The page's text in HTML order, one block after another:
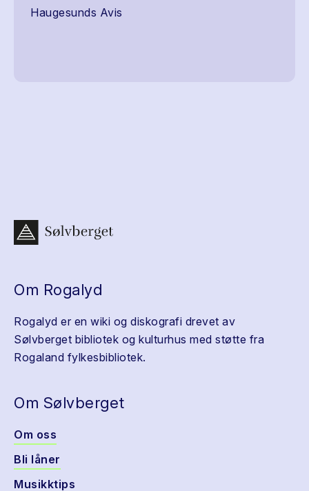
Haugesunds Avis
Om Rogalyd
Rogalyd er en wiki og diskografi drevet av
Sølvberget bibliotek og kulturhus med støtte fra
Rogaland fylkesbibliotek.
Om Sølvberget
Om oss
Bli låner
Musikktips